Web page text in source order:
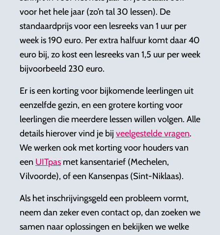
voor het hele jaar (zo’n tal 30 lessen). De
standaardprijs voor een lesreeks van 1 uur per
week is 190 euro. Per extra halfuur komt daar 40
euro bij, zo kost een lesreeks van 1,5 uur per week
bijvoorbeeld 230 euro.​​
Er is een korting voor bijkomende leerlingen uit
eenzelfde gezin, en een grotere korting voor
leerlingen die meerdere lessen willen volgen. Alle
details hierover vind je bij veelgestelde vragen.
We werken ook met korting voor houders van
een UITpas met kansentarief (Mechelen,
Vilvoorde), of een Kansenpas (Sint-Niklaas).
Als het inschrijvingsgeld een probleem vormt,
neem dan zeker even contact op, dan zoeken we
samen naar oplossingen en bekijken we welke